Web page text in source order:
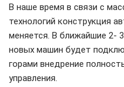
В наше время в связи с
технологий конструкция
меняется. В ближайшие 2-
новых машин будет
горами внедрение
управления.